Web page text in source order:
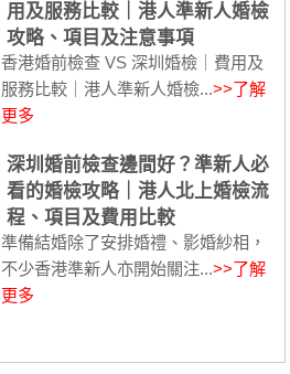
用及服務比較｜港人準新人婚檢
攻略、項目及注意事項
香港婚前檢查 VS 深圳婚檢｜費用及
服務比較｜港人準新人婚檢...>>了解
更多
深圳婚前檢查邊間好？準新人必
看的婚檢攻略｜港人北上婚檢流
程、項目及費用比較
準備結婚除了安排婚禮、影婚紗相，
不少香港準新人亦開始關注...>>了解
更多